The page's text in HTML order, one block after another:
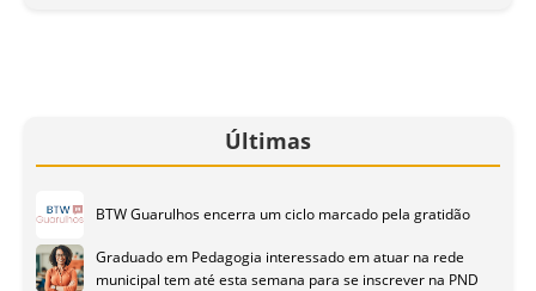
Últimas
BTW Guarulhos encerra um ciclo marcado pela gratidão
Graduado em Pedagogia interessado em atuar na rede
municipal tem até esta semana para se inscrever na PND